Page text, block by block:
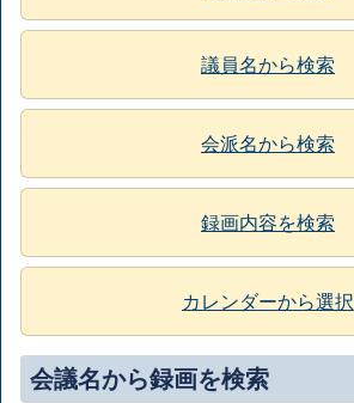
議員名から検索
会派名から検索
録画内容を検索
カレンダーから選択
会議名から録画を検索